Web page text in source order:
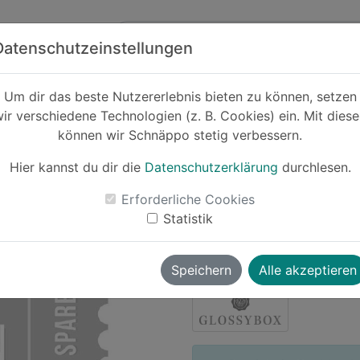
Um dir das beste Nutzererlebnis bieten zu können, setzen
verschiedene Technologien (z. B. Cookies) ein. Mit
können wir Schnäppo stetig verbessern.
Hier kannst du dir die Datenschutzerklärung durchlesen.
Erforderliche Cookies
Statistik
Speichern Alle akzeptieren
Cashback
-100%
sourcreampie vor ~3 Jahren